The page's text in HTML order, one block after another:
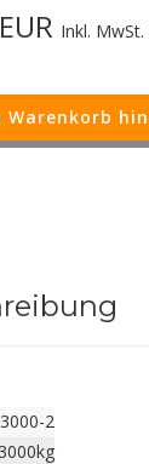
Inkl. MwSt.
Warenkorb
2
3000kg